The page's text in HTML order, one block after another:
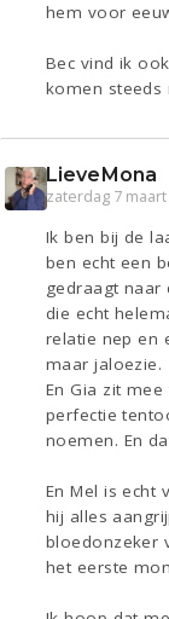
hem voor
Bec vind ik
komen steeds
LieveMona
zaterdag 7 maart
Ik ben bij de
ben echt een
gedraagt naar
die echt
relatie nep en
maar jaloezie.
En Gia zit
perfectie
noemen. En
En Mel is echt
hij alles
bloedonzeker
het eerste